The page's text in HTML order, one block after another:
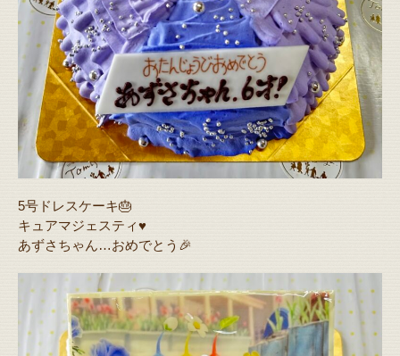
5号ドレスケーキ🎂
キュアマジェスティ♥️
あずさちゃん…おめでとう🎉